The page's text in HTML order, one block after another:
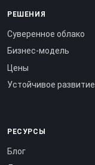
РЕШЕНИЯ
Суверенное облако
Бизнес-модель
Цены
Устойчивое развитие
РЕСУРСЫ
Блог